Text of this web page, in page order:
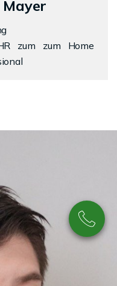
zum zum Home